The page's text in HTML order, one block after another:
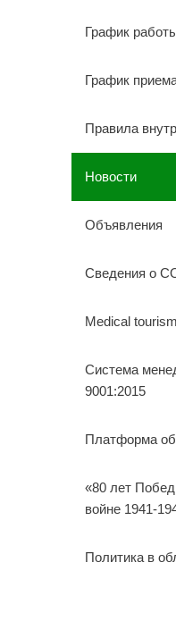
График
График
Правила
Новости
Объявления
Сведения о
Medical tourism
Система
9001:2015
Платформа
«80 лет
войне 1941-
Политика в